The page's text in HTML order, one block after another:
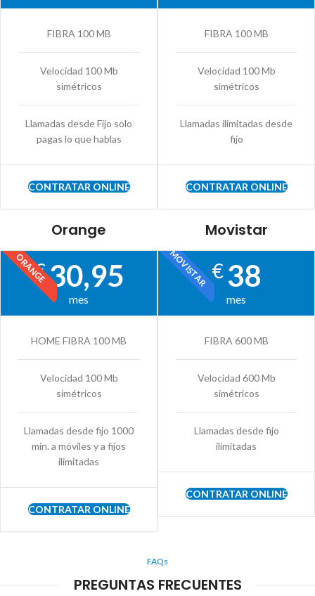
FIBRA 100 MB
Velocidad 100 Mb
simétricos
Llamadas desde Fijo solo
pagas lo que hablas
CONTRATAR ONLINE
FIBRA 100 MB
Velocidad 100 Mb
simétricos
Llamadas ilimitadas desde
fijo
CONTRATAR ONLINE
Orange
ORANGE
€30,95
mes
HOME FIBRA 100 MB
Velocidad 100 Mb
simétricos
Llamadas desde fijo 1000
min. a móviles y a fijos
ilimitadas
CONTRATAR ONLINE
Movistar
MOVISTAR€38
mes
FIBRA 600 MB
Velocidad 600 Mb
simétricos
Llamadas desde fijo
ilimitadas
CONTRATAR ONLINE
FAQs
PREGUNTAS FRECUENTES